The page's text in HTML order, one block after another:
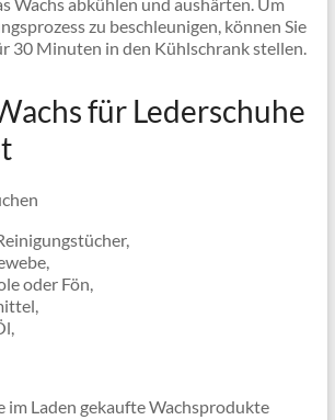
zu beschleunigen, können Sie
30 Minuten in den Kühlschrank stellen.
für Lederschuhe
oder Fön,
im Laden gekaufte Wachsprodukte